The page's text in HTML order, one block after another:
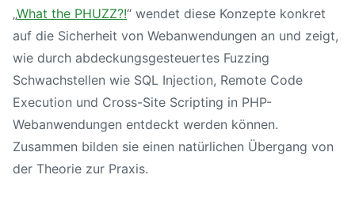
„What the PHUZZ?!“ wendet diese Konzepte konkret
auf die Sicherheit von Webanwendungen an und zeigt,
wie durch abdeckungsgesteuertes Fuzzing
Schwachstellen wie SQL Injection, Remote Code
Execution und Cross-Site Scripting in PHP-
Webanwendungen entdeckt werden können.
Zusammen bilden sie einen natürlichen Übergang von
der Theorie zur Praxis.